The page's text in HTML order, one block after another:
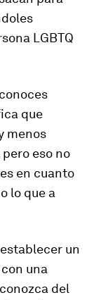
LGBTQ
que
menos
eso no
en cuanto
lo que a
un
una
del